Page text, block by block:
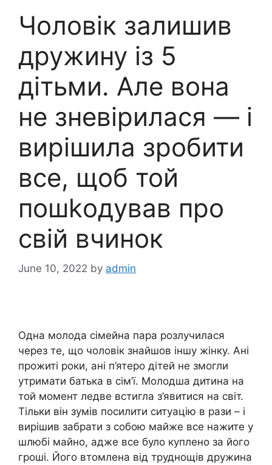
Чоловік залишив
дружину із 5
дітьми. Але вона
не зневірилася — і
вирішила зробити
все, щоб той
пошkодував про
свій вчинок
June 10, 2022 by admin
Одна молода сімейна пара розлучилася
через те, що чоловік знайшов іншу жінку. Ані
прожиті роки, ані п’ятеро дітей не змогли
утримати батька в сім’ї. Молодша дитина на
той момент ледве встигла з’явитися на світ.
Тільки він зумів посилити ситуацію в рази – і
вирішив забрати з собою майже все нажите у
шлюбі майно, адже все було куплено за його
гроші. Його втомлена від труднощів дружина